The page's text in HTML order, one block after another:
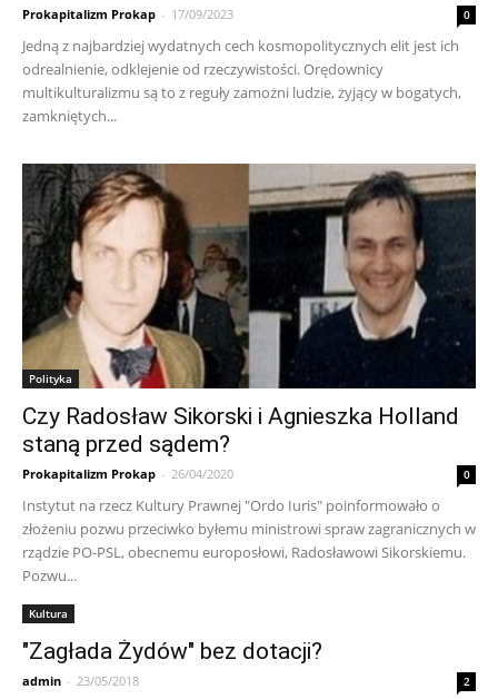
Prokapitalizm Prokap - 17/09/2023 0
Jedną z najbardziej wydatnych cech kosmopolitycznych elit jest ich
odrealnienie, odklejenie od rzeczywistości. Orędownicy
multikulturalizmu są to z reguły zamożni ludzie, żyjący w bogatych,
zamkniętych...
Polityka
Czy Radosław Sikorski i Agnieszka Holland
staną przed sądem?
Prokapitalizm Prokap - 26/04/2020 0
Instytut na rzecz Kultury Prawnej "Ordo Iuris" poinformowało o
złożeniu pozwu przeciwko byłemu ministrowi spraw zagranicznych w
rządzie PO-PSL, obecnemu europosłowi, Radosławowi Sikorskiemu.
Pozwu...
Kultura
"Zagłada Żydów" bez dotacji?
admin - 23/05/2018 2